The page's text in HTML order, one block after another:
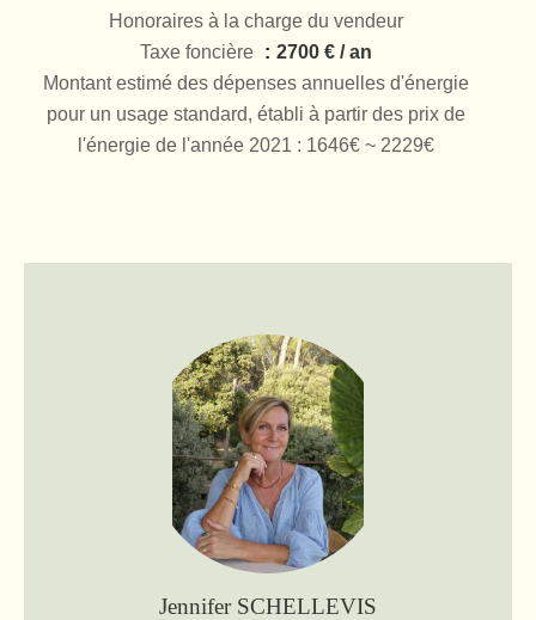
Honoraires à la charge du vendeur
Taxe foncière
2700 € / an
Montant estimé des dépenses annuelles d'énergie
pour un usage standard, établi à partir des prix de
l'énergie de l'année 2021 : 1646€ ~ 2229€
Jennifer SCHELLEVIS